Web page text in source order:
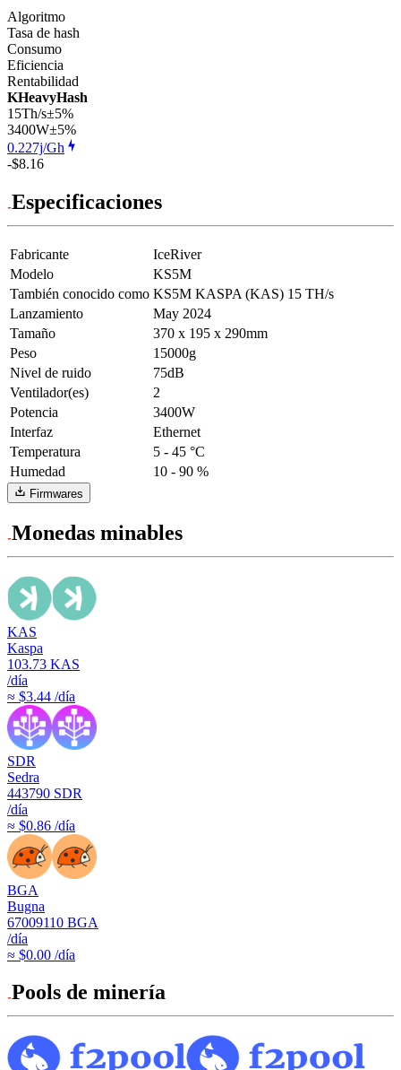
Algoritmo
Tasa de hash
Consumo
Eficiencia
Rentabilidad
KHeavyHash
15Th/s±5%
3400W±5%
0.227j/Gh
-$8.16
Especificaciones
Fabricante
IceRiver
Modelo
KS5M
También conocido como KS5M KASPA (KAS) 15 TH/s
Lanzamiento
May 2024
Tamaño
370 x 195 x 290mm
Peso
15000g
Nivel de ruido
75dB
Ventilador(es)
2
Potencia
3400W
Interfaz
Ethernet
Temperatura
5 - 45 °C
Humedad
10 - 90 %
Firmwares
Monedas minables
KAS
Kaspa
103.73 KAS
/día
≈ $3.44 /día
SDR
Sedra
443790 SDR
/día
≈ $0.86 /día
BGA
Bugna
67009110 BGA
/día
≈ $0.00 /día
Pools de minería